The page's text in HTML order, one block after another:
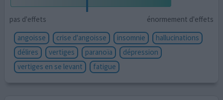
pas d'effets
énormement d'effets
angoisse
crise d'angoisse insomnie
hallucinations
délires
vertiges paranoïa
dépression
vertiges en se levant
fatigue